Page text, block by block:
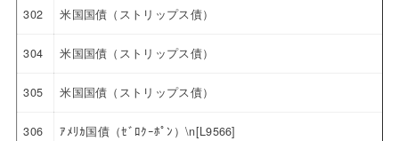
302 米国国債（ストリップス債）
304 米国国債（ストリップス債）
305 米国国債（ストリップス債）
306 ｱﾒﾘｶ国債（ｾﾞﾛｸｰﾎﾟﾝ）\n[L9566]